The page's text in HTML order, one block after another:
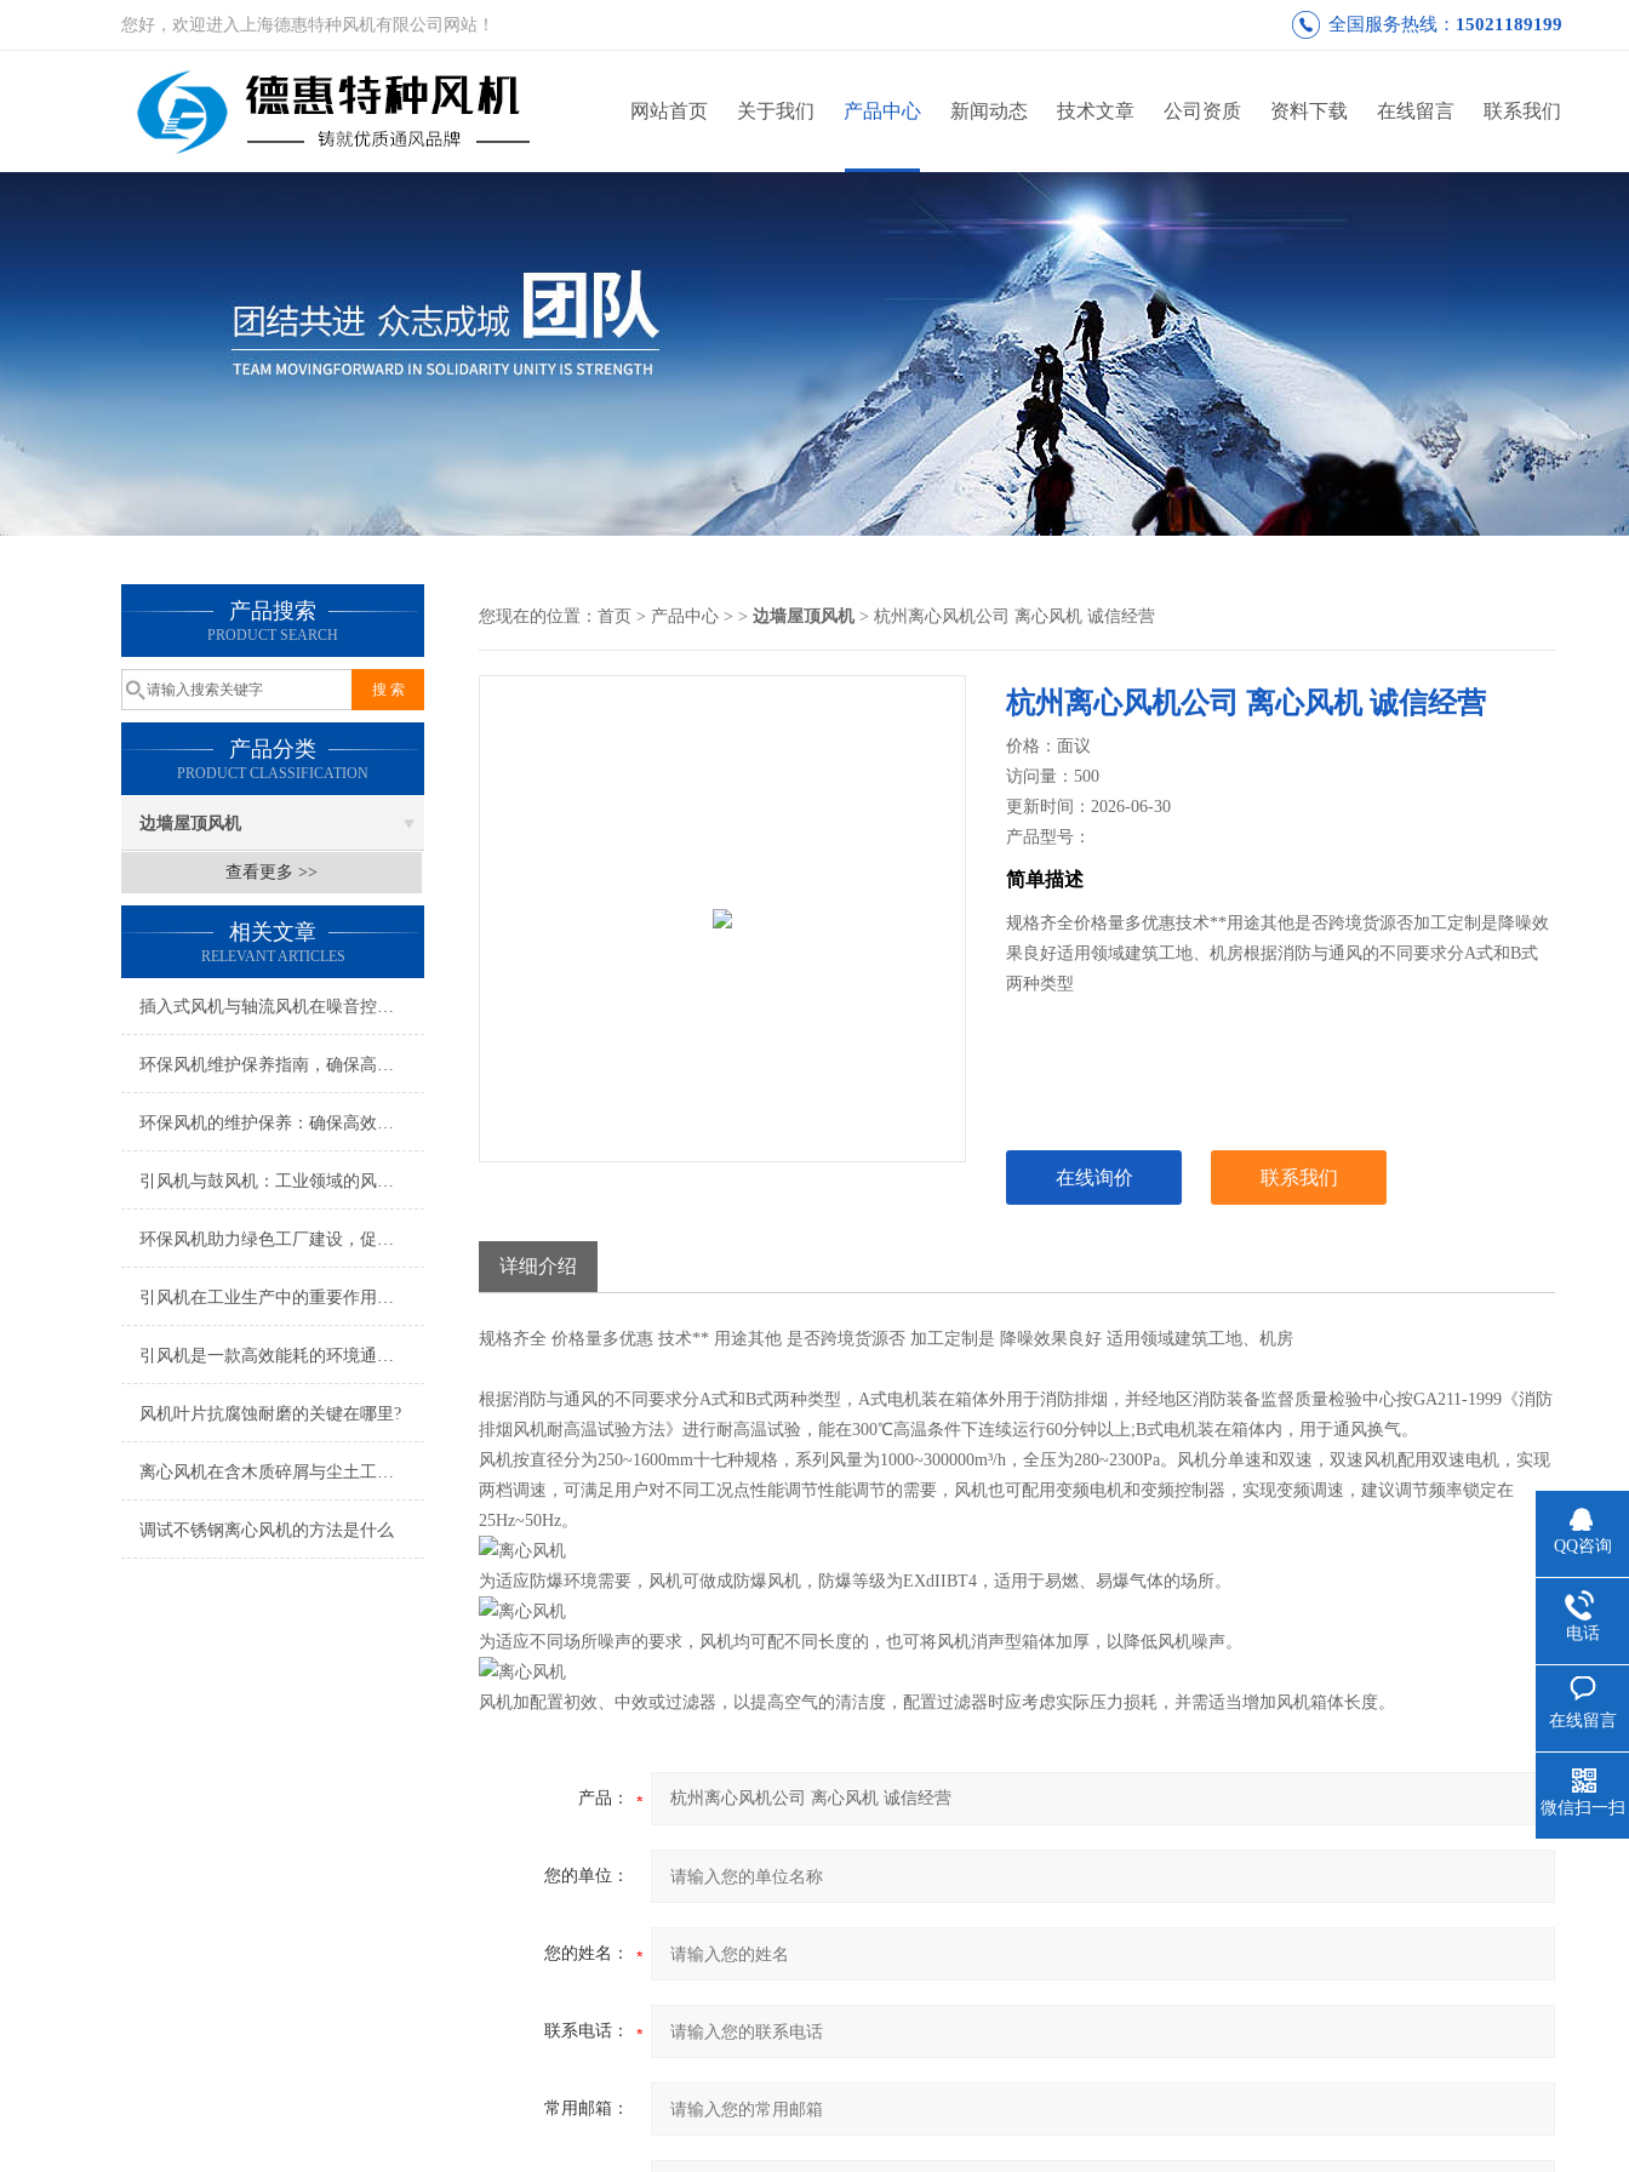
您好，欢迎进入上海德惠特种风机有限公司网站！ 全国服务热线： 15021189199
网站首页 关于我们 产品中心 新闻动态 技术文章 公司资质 资料下载 在线留言 联系我们
产品搜索
PRODUCT SEARCH
产品分类
PRODUCT CLASSIFICATION
边墙屋顶风机
查看更多 >>
相关文章
RELEVANT ARTICLES
插入式风机与轴流风机在噪音控制上有何差异？
环保风机维护保养指南，确保高效稳定运行
环保风机的维护保养：确保高效运行的关键
引风机与鼓风机：工业领域的风动双子星
环保风机助力绿色工厂建设，促进节能减排
引风机在工业生产中的重要作用及发展趋势
引风机是一款高效能耗的环境通风设备
风机叶片抗腐蚀耐磨的关键在哪里?
离心风机在含木质碎屑与尘土工况下的高效应用解析
调试不锈钢离心风机的方法是什么
您现在的位置： 首页 > 产品中心 > > 边墙屋顶风机> 杭州离心风机公司 离心风机 诚信经营
杭州离心风机公司 离心风机 诚信经营
价格：面议
访问量：500
更新时间：2026-06-30
产品型号：
简单描述
规格齐全价格量多优惠技术**用途其他是否跨境货源否加工定制是降噪效
果良好适用领域建筑工地、机房根据消防与通风的不同要求分A式和B式
两种类型
在线询价 联系我们
详细介绍
规格齐全 价格量多优惠 技术** 用途其他 是否跨境货源否 加工定制 是 降噪效果 良好 适用领域建筑工地、机房
根据消防与通风的不同要求分A式和B式两种类型，A式电机装在箱体外用于消防排烟，并经地区消防装备监督质量检验中心按GA211-1999《消防
排烟风机耐高温试验方法》进行耐高温试验，能在300℃高温条件下连续运行60分钟以上;B式电机装在箱体内，用于通风换气。
风机按直径分为250~1600mm十七种规格，系列风量为1000~300000m³/h，全压为280~2300Pa。风机分单速和双速，双速风机配用双速电机，实现
两档调速，可满足用户对不同工况点性能调节性能调节的需要，风机也可配用变频电机和变频控制器，实现变频调速，建议调节频率锁定在
25Hz~50Hz。
为适应防爆环境需要，风机可做成防爆风机，防爆等级为EXdIIBT4，适用于易燃、易爆气体的场所。
为适应不同场所噪声的要求，风机均可配不同长度的，也可将风机消声型箱体加厚，以降低风机噪声。
风机加配置初效、中效或过滤器，以提高空气的清洁度，配置过滤器时应考虑实际压力损耗，并需适当增加风机箱体长度。
产品：
您的单位：
您的姓名：
联系电话：
常用邮箱：
QQ咨询
电话
在线留言
微信扫一扫